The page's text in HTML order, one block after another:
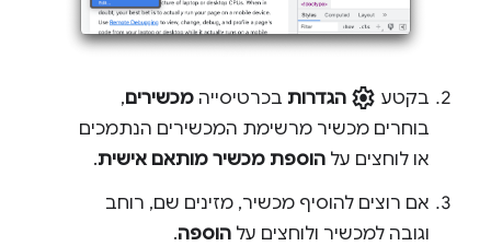
בקטע settings הגדרות בכרטיסייה מכשירים,
בוחרים מכשיר מרשימת המכשירים הנתמכים
או לוחצים על הוספת מכשיר מותאם אישית.
אם רוצים להוסיף מכשיר, מזינים שם, רוחב
וגובה למכשיר ולוחצים על הוספה.